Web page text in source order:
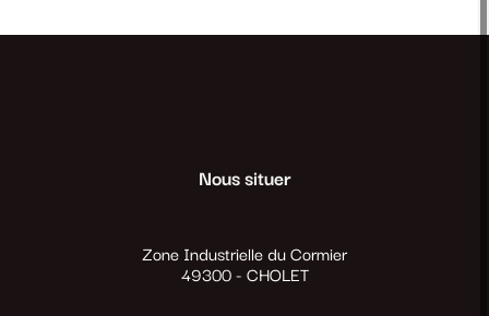
Nous situer
Zone Industrielle du Cormier
49300 - CHOLET